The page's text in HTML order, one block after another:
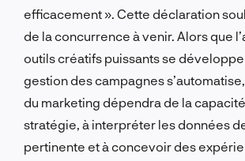
efficacement ». Cette déclaration
de la concurrence à venir. Alors que
outils créatifs puissants se
gestion des campagnes
du marketing dépendra de la
stratégie, à interpréter les données
pertinente et à concevoir des